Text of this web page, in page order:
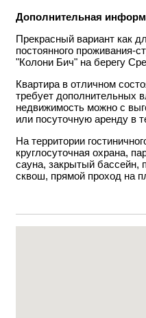
Дополнительная
Прекрасный вариант как
постоянного проживания-
"Колони Бич" на берегу
Квартира в отличном
требует дополнительных
недвижимость можно с
или посуточную аренду в
На территории
круглосуточная охрана,
сауна, закрытый бассейн,
сквош, прямой проход на